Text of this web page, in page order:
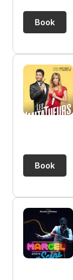
Book
Book